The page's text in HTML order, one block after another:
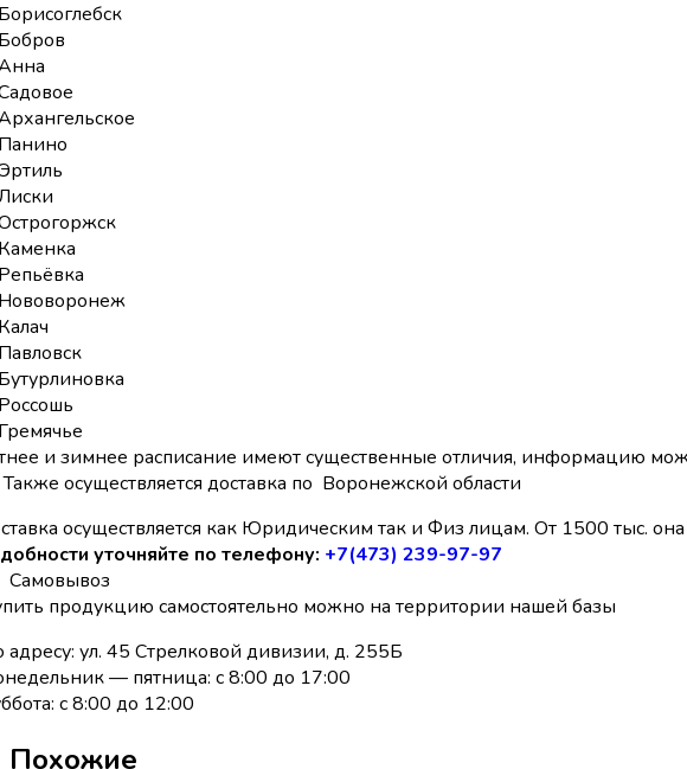
и зимнее расписание имеют существенные отличия, информацию
Также осуществляется доставка по Воронежской области
осуществляется как Юридическим так и Физ лицам. От 1500 тыс.
уточняйте по телефону: +7(473) 239-97-97
Самовывоз
продукцию самостоятельно можно на территории нашей базы
адресу: ул. 45 Стрелковой дивизии, д. 255Б
— пятница: с 8:00 до 17:00
с 8:00 до 12:00
Похожие